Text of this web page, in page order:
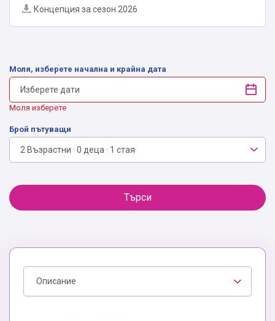
Концепция за сезон 2026
Моля, изберете начална и крайна дата
Моля изберете
Брой пътуващи
2 Възрастни · 0 деца · 1 стая
Търси
Описание